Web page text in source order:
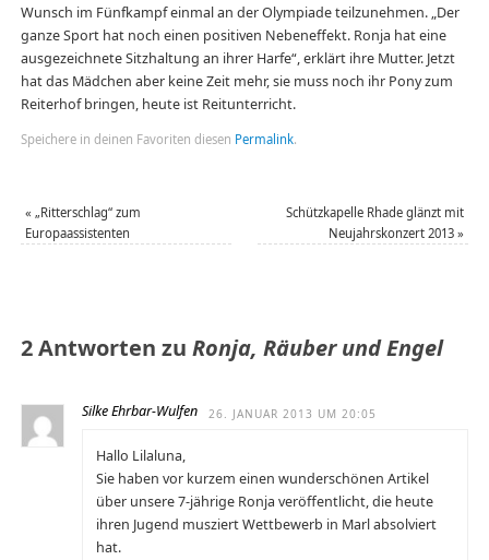
Wunsch im Fünfkampf einmal an der Olympiade teilzunehmen. „Der
ganze Sport hat noch einen positiven Nebeneffekt. Ronja hat eine
ausgezeichnete Sitzhaltung an ihrer Harfe“, erklärt ihre Mutter. Jetzt
hat das Mädchen aber keine Zeit mehr, sie muss noch ihr Pony zum
Reiterhof bringen, heute ist Reitunterricht.
Speichere in deinen Favoriten diesen Permalink.
« „Ritterschlag“ zum
Europaassistenten
Schützkapelle Rhade glänzt mit
Neujahrskonzert 2013»
2 Antworten zu Ronja, Räuber und Engel
Silke Ehrbar-Wulfen 26. JANUAR 2013 UM 20:05
Hallo Lilaluna,
Sie haben vor kurzem einen wunderschönen Artikel
über unsere 7-jährige Ronja veröffentlicht, die heute
ihren Jugend musziert Wettbewerb in Marl absolviert
hat.